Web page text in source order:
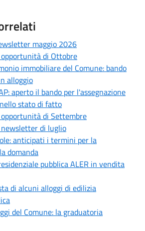
maggio 2026
di Ottobre
immobiliare del Comune: bando
alloggio
aperto il bando per l'assegnazione
stato di fatto
di Settembre
di luglio
anticipati i termini per la
domanda
pubblica ALER in vendita
di alcuni alloggi di edilizia
del Comune: la graduatoria